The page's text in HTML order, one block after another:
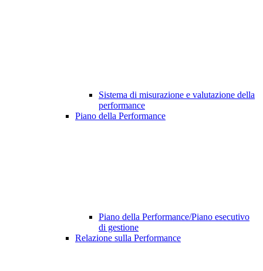
Sistema di misurazione e valutazione della
performance
Piano della Performance
Piano della Performance/Piano esecutivo
di gestione
Relazione sulla Performance